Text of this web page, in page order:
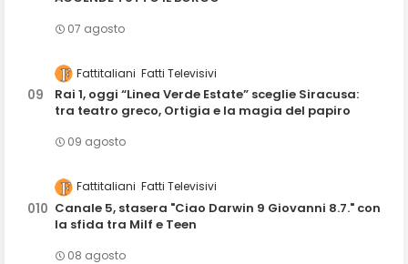
07 agosto
Fattitaliani Fatti Televisivi
Rai 1, oggi “Linea Verde Estate” sceglie Siracusa:
tra teatro greco, Ortigia e la magia del papiro
09 agosto
Fattitaliani Fatti Televisivi
Canale 5, stasera "Ciao Darwin 9 Giovanni 8.7." con
la sfida tra Milf e Teen
08 agosto